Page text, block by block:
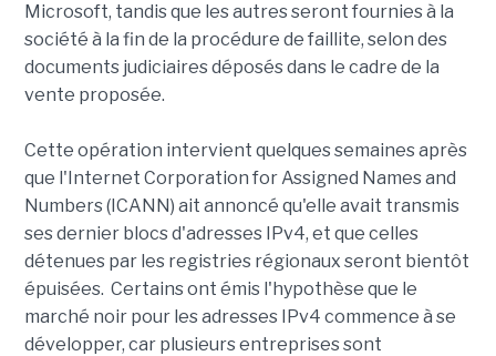
Microsoft, tandis que les autres seront fournies à la
société à la fin de la procédure de faillite, selon des
documents judiciaires déposés dans le cadre de la
vente proposée.
Cette opération intervient quelques semaines après
que l'Internet Corporation for Assigned Names and
Numbers (ICANN) ait annoncé qu'elle avait transmis
ses dernier blocs d'adresses IPv4, et que celles
détenues par les registries régionaux seront bientôt
épuisées. Certains ont émis l'hypothèse que le
marché noir pour les adresses IPv4 commence à se
développer, car plusieurs entreprises sont